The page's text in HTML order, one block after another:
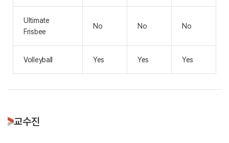
Ultimate
Frisbee
No No No
Volleyball Yes Yes Yes
교수진